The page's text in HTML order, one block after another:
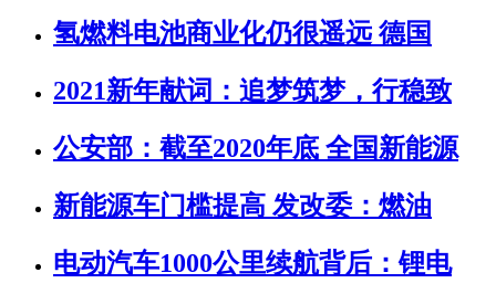
氢燃料电池商业化仍很遥远 德国
2021新年献词：追梦筑梦，行稳致
公安部：截至2020年底 全国新能源
新能源车门槛提高 发改委：燃油
电动汽车1000公里续航背后：锂电